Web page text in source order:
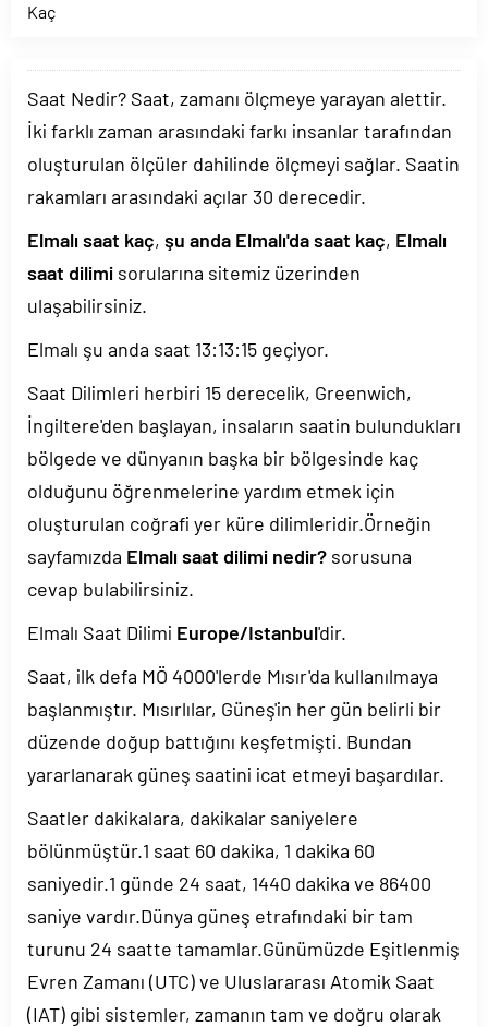
Kaç
Saat Nedir? Saat, zamanı ölçmeye yarayan alettir.
İki farklı zaman arasındaki farkı insanlar tarafından
oluşturulan ölçüler dahilinde ölçmeyi sağlar. Saatin
rakamları arasındaki açılar 30 derecedir.
Elmalı saat kaç, şu anda Elmalı'da saat kaç, Elmalı
saat dilimi sorularına sitemiz üzerinden
ulaşabilirsiniz.
Elmalı şu anda saat 13:13:15 geçiyor.
Saat Dilimleri herbiri 15 derecelik, Greenwich,
İngiltere'den başlayan, insaların saatin bulundukları
bölgede ve dünyanın başka bir bölgesinde kaç
olduğunu öğrenmelerine yardım etmek için
oluşturulan coğrafi yer küre dilimleridir.Örneğin
sayfamızda Elmalı saat dilimi nedir? sorusuna
cevap bulabilirsiniz.
Elmalı Saat Dilimi Europe/Istanbul'dir.
Saat, ilk defa MÖ 4000'lerde Mısır'da kullanılmaya
başlanmıştır. Mısırlılar, Güneş'in her gün belirli bir
düzende doğup battığını keşfetmişti. Bundan
yararlanarak güneş saatini icat etmeyi başardılar.
Saatler dakikalara, dakikalar saniyelere
bölünmüştür.1 saat 60 dakika, 1 dakika 60
saniyedir.1 günde 24 saat, 1440 dakika ve 86400
saniye vardır.Dünya güneş etrafındaki bir tam
turunu 24 saatte tamamlar.Günümüzde Eşitlenmiş
Evren Zamanı (UTC) ve Uluslararası Atomik Saat
(IAT) gibi sistemler, zamanın tam ve doğru olarak